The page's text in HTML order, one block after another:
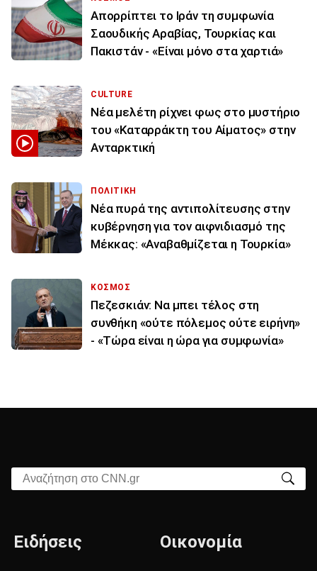
Απορρίπτει το Ιράν τη συμφωνία
Σαουδικής Αραβίας, Τουρκίας και
Πακιστάν - «Είναι μόνο στα χαρτιά»
CULTURE
Νέα μελέτη ρίχνει φως στο μυστήριο
του «Καταρράκτη του Αίματος» στην
Ανταρκτική
ΠΟΛΙΤΙΚΗ
Νέα πυρά της αντιπολίτευσης στην
κυβέρνηση για τον αιφνιδιασμό της
Μέκκας: «Αναβαθμίζεται η Τουρκία»
ΚΟΣΜΟΣ
Πεζεσκιάν: Να μπει τέλος στη
συνθήκη «ούτε πόλεμος ούτε ειρήνη»
- «Τώρα είναι η ώρα για συμφωνία»
Αναζήτηση στο CNN.gr
Ειδήσεις Οικονομία